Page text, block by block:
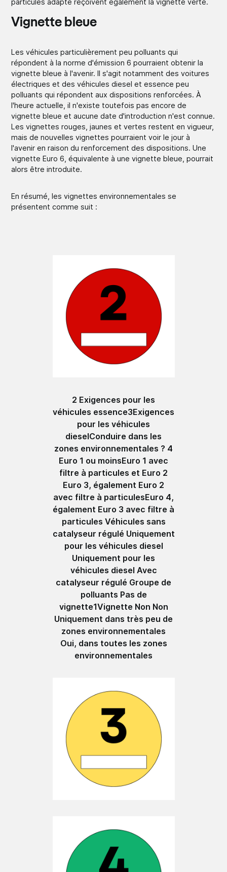
particules adapté reçoivent également la vignette verte.
Vignette bleue
Les véhicules particulièrement peu polluants qui
répondent à la norme d'émission 6 pourraient obtenir la
vignette bleue à l'avenir. Il s'agit notamment des voitures
électriques et des véhicules diesel et essence peu
polluants qui répondent aux dispositions renforcées. À
l'heure actuelle, il n'existe toutefois pas encore de
vignette bleue et aucune date d'introduction n'est connue.
Les vignettes rouges, jaunes et vertes restent en vigueur,
mais de nouvelles vignettes pourraient voir le jour à
l'avenir en raison du renforcement des dispositions. Une
vignette Euro 6, équivalente à une vignette bleue, pourrait
alors être introduite.
En résumé, les vignettes environnementales se
présentent comme suit :
2 Exigences pour les
véhicules essence3Exigences
pour les véhicules
dieselConduire dans les
zones environnementales ? 4
Euro 1 ou moinsEuro 1 avec
filtre à particules et Euro 2
Euro 3, également Euro 2
avec filtre à particulesEuro 4,
également Euro 3 avec filtre à
particules Véhicules sans
catalyseur régulé Uniquement
pour les véhicules diesel
Uniquement pour les
véhicules diesel Avec
catalyseur régulé Groupe de
polluants Pas de
vignette1Vignette Non Non
Uniquement dans très peu de
zones environnementales
Oui, dans toutes les zones
environnementales